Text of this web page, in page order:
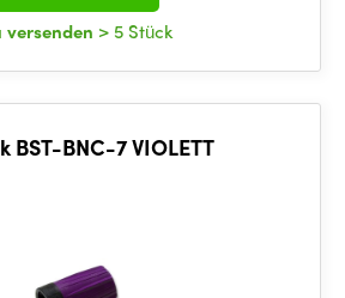
versenden > 5 Stück
BST-BNC-7 VIOLETT